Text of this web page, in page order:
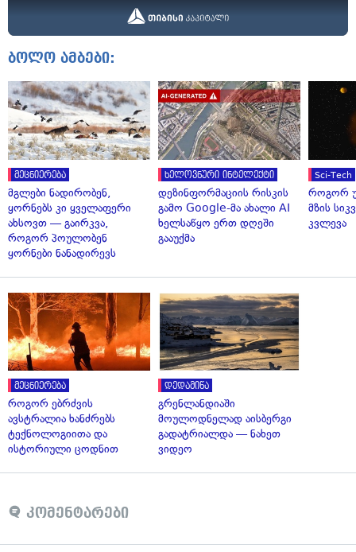
ბოლო ამბები:
მეცნიერება
მგლები ნადირობენ,
ყორნებს კი ყველაფერი
ახსოვთ — გაირკვა,
როგორ პოულობენ
ყორნები ნანადირევს
ხელოვნური ინტელექტი
დეზინფორმაციის რისკის
გამო Google-მა ახალი AI
ხელსაწყო ერთ დღეში
გააუქმა
Sci-Tech
როგორ
მზის
კვლევა
მეცნიერება
როგორ ებრძვის
ავსტრალია ხანძრებს
ტექნოლოგიითა და
ისტორიული ცოდნით
დედამიწა
გრენლანდიაში
მოულოდნელად აისბერგი
გადატრიალდა — ნახეთ
ვიდეო
კომენტარები